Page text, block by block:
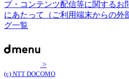
プ・コンテンツ配信等に関するお
にあたって（ご利用端末からの外
グ一覧
>
(c) NTT DOCOMO